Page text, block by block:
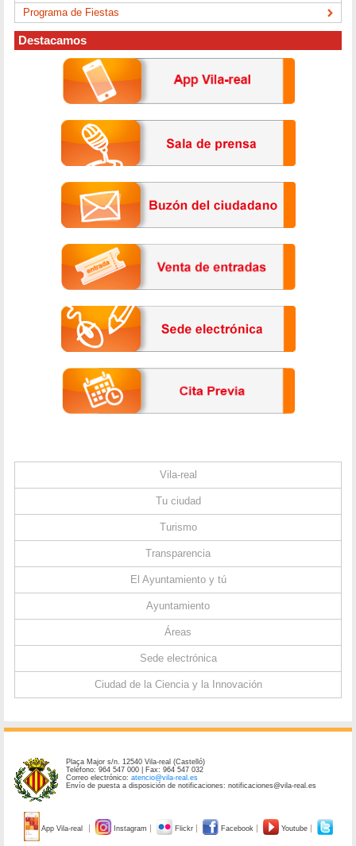
Programa de Fiestas
Destacamos
Vila-real
Tu ciudad
Turismo
Transparencia
El Ayuntamiento y tú
Ayuntamiento
Áreas
Sede electrónica
Ciudad de la Ciencia y la Innovación
Plaça Major s/n. 12540 Vila-real (Castelló)
Teléfono: 964 547 000 | Fax: 964 547 032
Correo electrónico:atencio@vila-real.es
Envío de puesta a disposición de notificaciones: notificaciones@vila-real.es
App Vila-real Instagram Flickr Facebook Youtube